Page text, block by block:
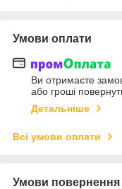
Умови оплати
Ви отримаєте
або гроші
Детальніше
Всі умови оплати
Умови повернення